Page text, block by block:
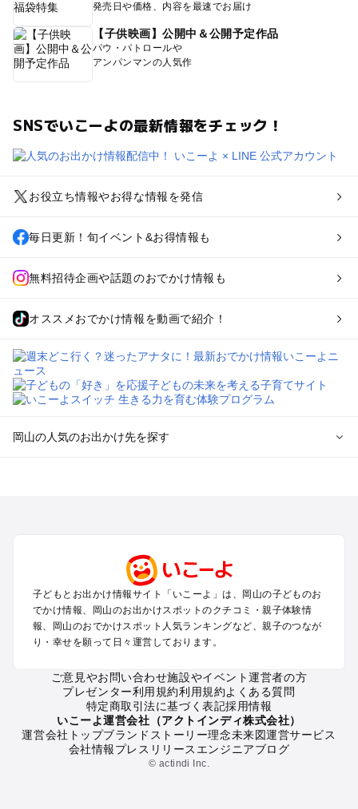
発売日や価格、内容を最速でお届け
【子供映画】公開中＆公開予定作品
パウ・パトロールや
アンパンマンの人気作
SNSでいこーよの最新情報をチェック！
お役立ち情報やお得な情報を発信
毎日更新！旬イベント&お得情報も
無料招待企画や話題のおでかけ情報も
オススメおでかけ情報を動画で紹介！
岡山の人気のお出かけ先を探す
高梁・新見・吉備高原のプールお出かけ
岡山の定番お出かけスポット
岡山の遊園地
岡山の動物園
岡山の釣り
岡山の牧場
岡山のプール
岡山のアスレチック
岡山の公園・総合公園
子どもとお出かけ情報サイト「いこーよ」は、岡山の子どものお
でかけ情報、岡山のお出かけスポットのクチコミ・親子体験情
報、岡山のおでかけスポット人気ランキングなど、親子のつなが
り・幸せを願って日々運営しております。
ご意見やお問い合わせ施設やイベント運営者の方
プレゼンター利用規約利用規約よくある質問
特定商取引法に基づく表記採用情報
いこーよ運営会社（アクトインディ株式会社）
運営会社トップブランドストーリー理念未来図運営サービス
会社情報プレスリリース エンジニアブログ
© actindi Inc.